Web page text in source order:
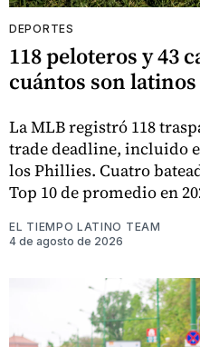
DEPORTES
118 peloteros y 43
cuántos son latinos
La MLB registró 118
trade deadline, incluido
los Phillies. Cuatro
Top 10 de promedio en
EL TIEMPO LATINO TEAM
4 de agosto de 2026